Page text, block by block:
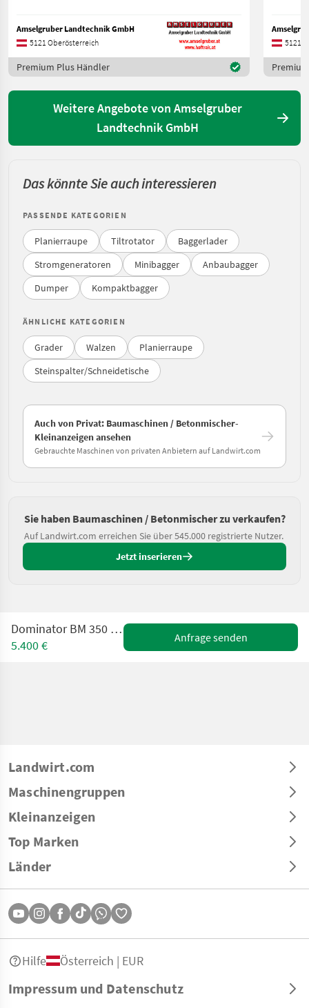
Amselgruber Landtechnik GmbH
5121 Oberösterreich
Premium Plus Händler
5121
Weitere Angebote von Amselgruber
Landtechnik GmbH
Das könnte Sie auch interessieren
PASSENDE KATEGORIEN
Planierraupe Tiltrotator
Baggerlader
Stromgeneratoren
Minibagger
Anbaubagger
Dumper
Kompaktbagger
ÄHNLICHE KATEGORIEN
Grader Walzen
Planierraupe
Steinspalter/Schneidetische
Auch von Privat: Baumaschinen / Betonmischer-
Kleinanzeigen ansehen
Gebrauchte Maschinen von privaten Anbietern auf Landwirt.com
Sie haben Baumaschinen / Betonmischer zu verkaufen?
Auf Landwirt.com erreichen Sie über 545.000 registrierte Nutzer.
Jetzt inserieren
Dominator BM 350 PROFIGERÄT! TOP
5.400 €
Anfrage senden
Landwirt.com
Maschinengruppen
Kleinanzeigen
Top Marken
Länder
Impressum und Datenschutz
Hilfe Österreich | EUR